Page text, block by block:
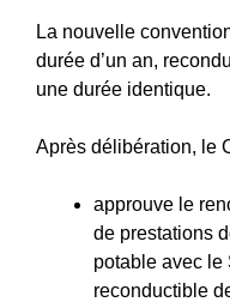
La nouvelle
durée d’un an,
une durée identique.
Après délibération, le
approuve le
de prestations
potable avec le
reconductible